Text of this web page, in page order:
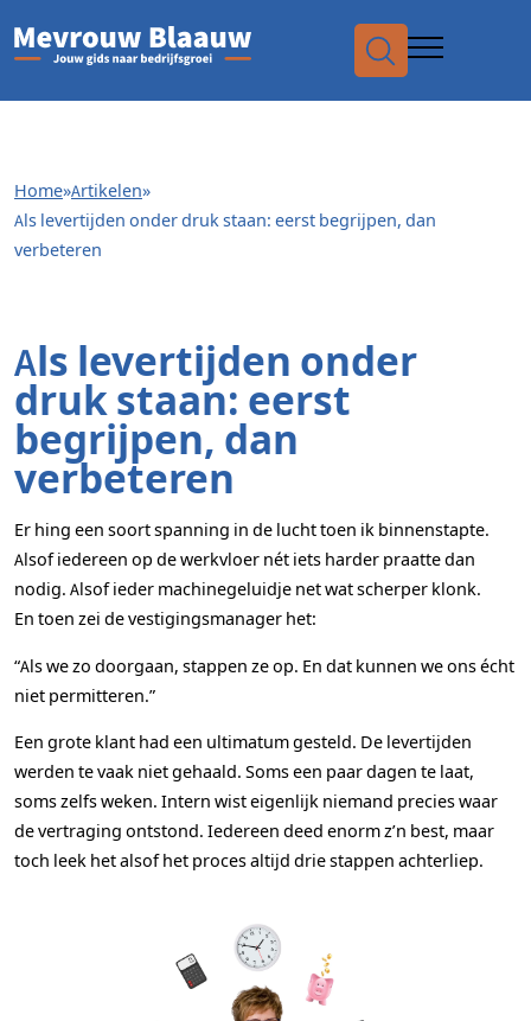
Home»Artikelen»
Als levertijden onder druk staan: eerst begrijpen, dan
verbeteren
Als levertijden onder
druk staan: eerst
begrijpen, dan
verbeteren
Er hing een soort spanning in de lucht toen ik binnenstapte.
Alsof iedereen op de werkvloer nét iets harder praatte dan
nodig. Alsof ieder machinegeluidje net wat scherper klonk.
En toen zei de vestigingsmanager het:
“Als we zo doorgaan, stappen ze op. En dat kunnen we ons écht
niet permitteren.”
Een grote klant had een ultimatum gesteld. De levertijden
werden te vaak niet gehaald. Soms een paar dagen te laat,
soms zelfs weken. Intern wist eigenlijk niemand precies waar
de vertraging ontstond. Iedereen deed enorm z’n best, maar
toch leek het alsof het proces altijd drie stappen achterliep.